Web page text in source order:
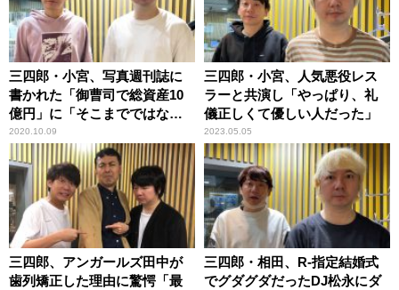
三四郎・小宮、写真週刊誌に
書かれた「御曹司で総資産10
億円」に「そこまでではない
ね」
2020.10.09
三四郎・小宮、人気悪役レス
ラーと共演し「やっぱり、礼
儀正しくて優しい人だった」
2023.05.05
三四郎、アンガールズ田中が
歯列矯正した理由に驚愕「最
三四郎・相田、R-指定結婚式
でグダグダだったDJ松永にダ